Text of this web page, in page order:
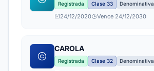
Registrada Clase 33 Denominativa
24/12/2020 Vence 24/12/2030
CAROLA
Registrada Clase 32 Denominativa